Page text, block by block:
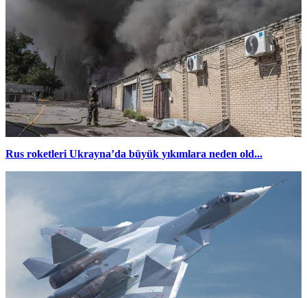
Rus roketleri Ukrayna’da büyük yıkımlara neden old...